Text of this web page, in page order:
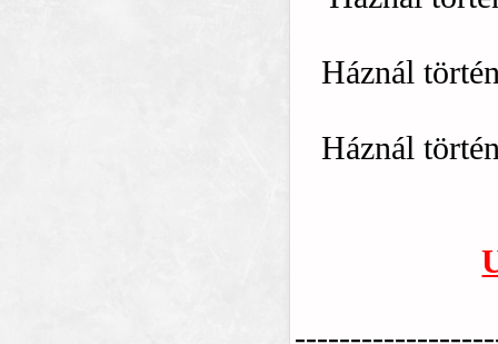
Háznál
Háznál